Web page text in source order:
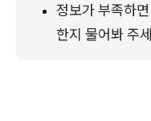
정보가 부족하
한지 물어봐 주